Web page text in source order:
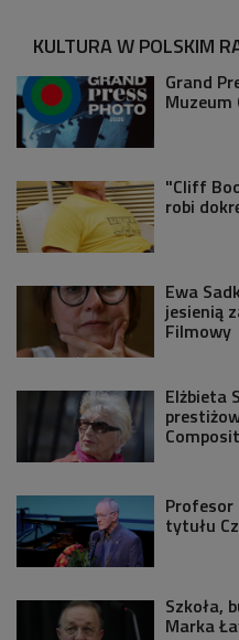
KULTURA W POLSKIM
Grand
Muzeum
"Cliff
robi
Ewa
jesienią
Filmowy
Elżbieta
Profesor
tytułu
Szkoła,
Marka